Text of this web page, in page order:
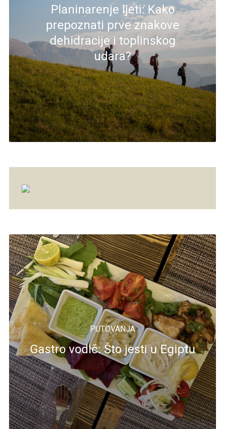
Planinarenje ljeti: Kako
prepoznati prve znakove
dehidracije i toplinskog
udara?
PUTOVANJA
Gastro vodič: Što jesti u Egiptu